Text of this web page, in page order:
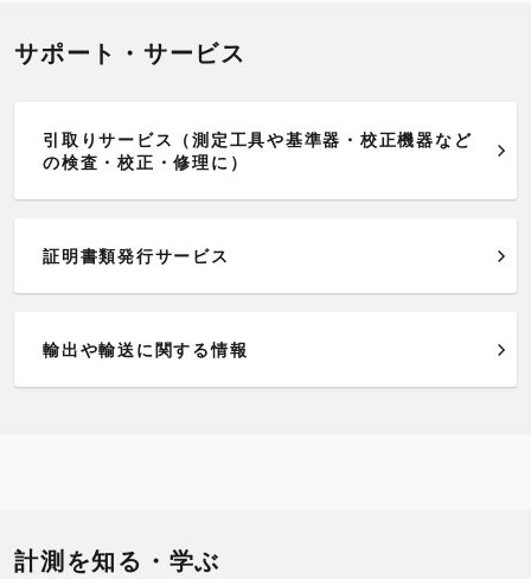
サポート・サービス
引取りサービス（測定工具や基準器・校正機器など
の検査・校正・修理に）
証明書類発行サービス
輸出や輸送に関する情報
計測を知る・学ぶ